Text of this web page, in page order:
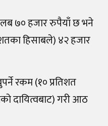
७० हजार रुपैयाँ छ भने
हिसाबले) ४२ हजार
रकम (१० प्रतिशत
दायित्वबाट) गरी आठ